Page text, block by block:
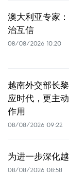
澳大利亚专家
治互信
08/08/2026 10:20
越南外交部长
应时代，更主
作用
08/08/2026 09:22
为进一步深化
08/08/2026 08:58